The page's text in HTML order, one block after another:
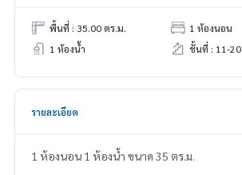
พื้นที่ : 35.00 ตร.ม.
1 ห้องนอน
1 ห้องน้ำ
ชั้นที่ : 11-20
รายละเอียด
1 ห้องนอน 1 ห้องน้ำ ขนาด 35 ตร.ม.